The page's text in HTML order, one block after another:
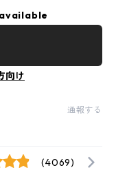
向け
通報する
(4069)